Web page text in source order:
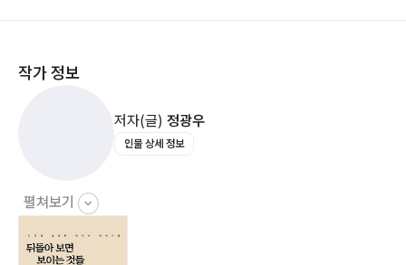
서울시 고교 백일장 우수상 수상_36
서울 대학교 법과대학 입학_44
5·16 군사 혁명_50
제3부 국방의 의무를 다하다
작가 정보
저자(글) 정광우
인물 상세 정보
펼쳐보기